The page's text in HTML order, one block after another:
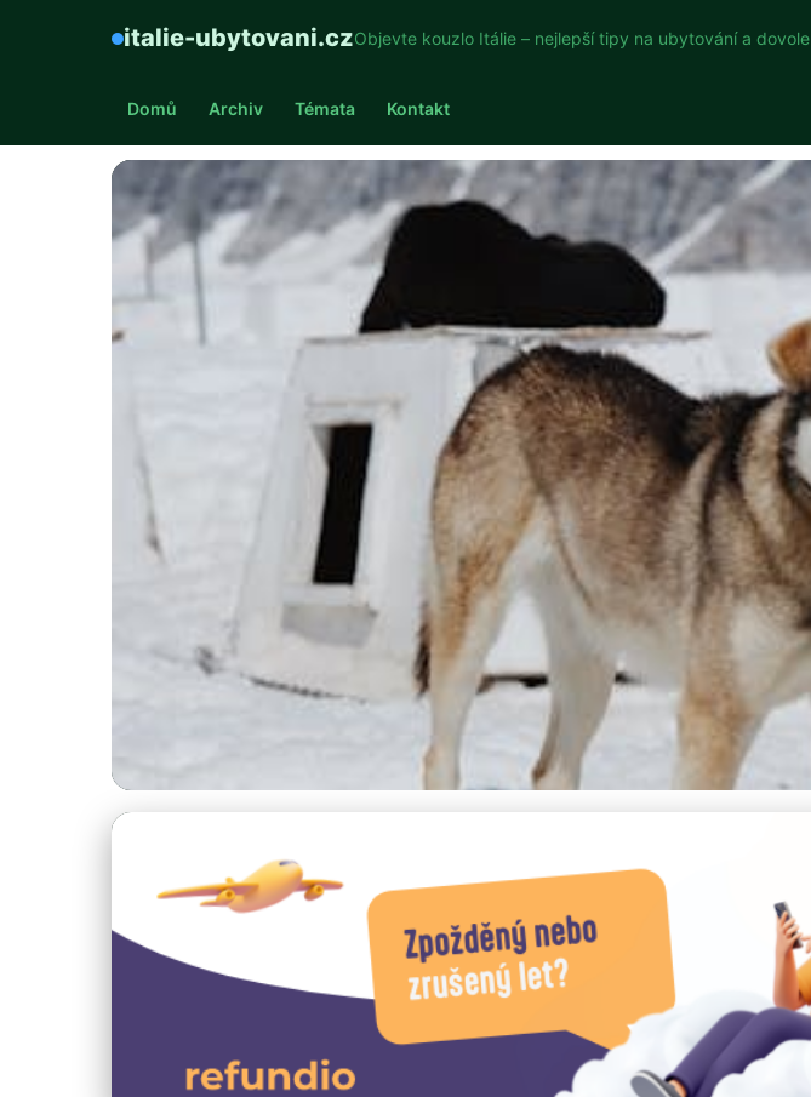
italie-ubytovani.czObjevte kouzlo Itálie – nejlepší tipy na ubytování a
Domů Archiv Témata Kontakt
Objevte Zimní Krkonoše: Od
3. 3. 2026 · 9 min čtení · Autor: Lenka Veselá